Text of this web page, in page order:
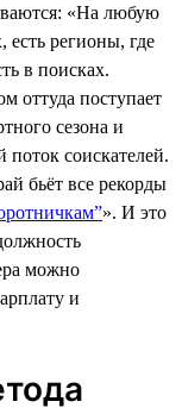
«На любую
есть регионы, где
в поисках.
оттуда поступает
сезона и
поток соискателей.
бьёт все рекорды
». И это
можно
и